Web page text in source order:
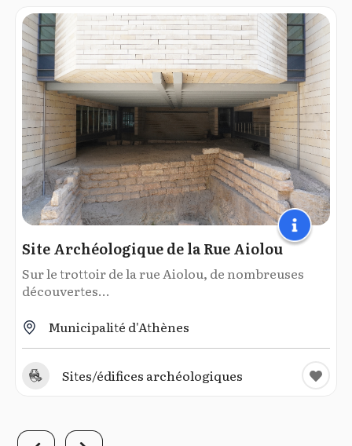
Site Archéologique de la Rue Aiolou
Sur le trottoir de la rue Aiolou, de nombreuses
découvertes...
Municipalité d'Athènes
Sites/édifices archéologiques